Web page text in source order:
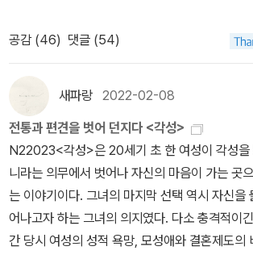
생활에서 벗어나 자아를 깨닫고, 자기의 욕망을
른 삶을 살게 되는 계기가 꼭 남자여야 할까? 그
부인의 연인>도 떠오른다. 이 작품들은 남자 작
만나 여성이 변화한다는 식으로 그리고 싶었을
그런 설정에 익숙해진 많은 비평가들이 <각성>
르와의 사랑을 통해 새롭게 ‘각성’했다고 너무도
은 아닐까. 그러나 이 작품을 잘 살펴보면 에드나
성’하는 계기, 즉 자신이 이제까지와는 다른 힘
는 계기는 ‘바다 수영’임을 알 수 있다. 수영을 할
름휴가 동안 바다에 뛰어들어 헤엄치는 방법을
만의 힘으로 저 멀리까지 나아간다. 예전 에드나
것은 기득권과 권력이다. 무엇이든지 새로 시작
것. 그러나 구약성서에서 쓰여 있듯이 세상의 하
다. 작품은 뉴올리언스에서 남쪽으로 80킬로미
랜드 아일 섬의 여름 별장에서 시작한다. 나는 첫
<바다>를 회상했다. 벤빌의 작품에서 보면, 여름
이에서도 엄연하게 계급이 존재하는데, 첫째는
보유한 족속들이고, 둘째가 별장을 통째로 세낸
텔에 숙박하며 여름을 나는 부자들, 넷째가 별장
빌려 약식 월세로 여름을 나는 쁘띠 부르주아,
주민이라 했다. 이걸 보면 주인공 에드나가 안주
을 읽었고, 책도 숫자에 맞춰서 16권을 구매했다.
되는건 독서가 유일한것 같다. 삶도 이렇게 다짐
을텐데 ㅎㅎ 1월보다는 2권 적게 읽었지만 독서
한달이었다.전작하기로 한 일곱 작가의 책은 여
씩 읽고 있다. 사실 한작품 더 읽고 싶은 작가가
서 참았다. 생각해보니 쓸데없는 원칙같긴 하다.
엄 트레버, 필립 로스, 나쓰메 소세키, 에밀 졸라,
즈 사강, 가르시아 마르케스)‐-------
가장 좋았던 책 :˝로맹 가리˝의 <새벽의 약속>
맹 가리라는 사람을 결코 미워할 수는 없을거다.
온, 어머니의 해피엔드 였던 그의 청춘은 매력적
공감 (46) 댓글 (54)
새파랑 2022-02-08
전통과 편견을 벗어 던지다 <각성>
N22023<각성>은 20세기 초 한 여성이 각성을
니라는 의무에서 벗어나 자신의 마음이 가는 곳
는 이야기이다. 그녀의 마지막 선택 역시 자신을
어나고자 하는 그녀의 의지였다. 다소 충격적이
간 당시 여성의 성적 욕망, 모성애와 결혼제도의